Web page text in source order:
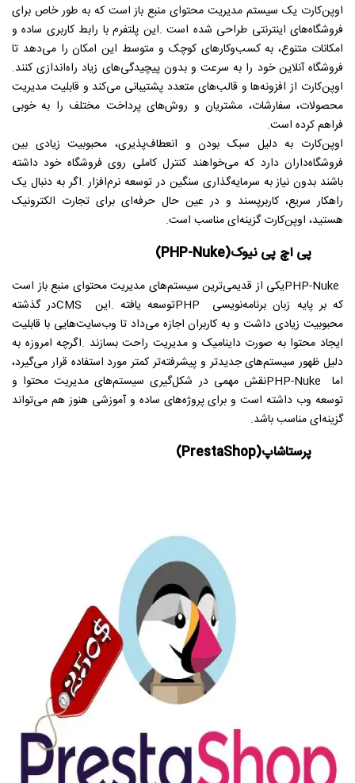
اوپن‌کارت یک سیستم مدیریت محتوای منبع باز است که به طور خاص برای
فروشگاه‌های اینترنتی طراحی شده است.این پلتفرم با رابط کاربری ساده و
امکانات متنوع، به کسب‌وکارهای کوچک و متوسط این امکان را می‌دهد تا
فروشگاه آنلاین خود را به سرعت و بدون پیچیدگی‌های زیاد راه‌اندازی کنند.
اوپن‌کارت از افزونه‌ها و قالب‌های متعدد پشتیبانی می‌کند و قابلیت مدیریت
محصولات، سفارشات، مشتریان و روش‌های پرداخت مختلف را به خوبی
فراهم کرده است.
اوپن‌کارت به دلیل سبک بودن و انعطاف‌پذیری، محبوبیت زیادی بین
فروشگاه‌داران دارد که می‌خواهند کنترل کاملی روی فروشگاه خود داشته
باشند بدون نیاز به سرمایه‌گذاری سنگین در توسعه نرم‌افزار.اگر به دنبال یک
راهکار سریع، کاربرپسند و در عین حال حرفه‌ای برای تجارت الکترونیک
هستید، اوپن‌کارت گزینه‌ای مناسب است.
پی اچ پی نیوک(PHP-Nuke)
PHP-Nukeیکی از قدیمی‌ترین سیستم‌های مدیریت محتوای منبع باز است
که بر پایه زبان برنامه‌نویسی
PHPتوسعه یافته .این CMSدر گذشته
محبوبیت زیادی داشت و به کاربران اجازه می‌داد تا وب‌سایت‌هایی با قابلیت
ایجاد محتوا به صورت داینامیک و مدیریت راحت بسازند .اگرچه امروزه به
دلیل ظهور سیستم‌های جدیدتر و پیشرفته‌تر کمتر مورد استفاده قرار می‌گیرد،
اما
PHP-Nukeنقش مهمی در شکل‌گیری سیستم‌های مدیریت محتوا و
توسعه وب داشته است و برای پروژه‌های ساده و آموزشی هنوز هم می‌تواند
گزینه‌ای مناسب باشد.
پرستاشاپ(PrestaShop)